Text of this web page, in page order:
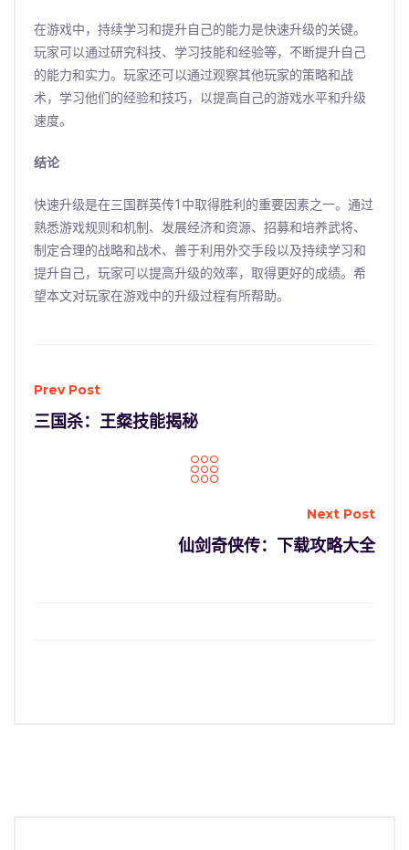
在游戏中，持续学习和提升自己的能力是快速升级的关键。
玩家可以通过研究科技、学习技能和经验等，不断提升自己
的能力和实力。玩家还可以通过观察其他玩家的策略和战
术，学习他们的经验和技巧，以提高自己的游戏水平和升级
速度。
结论
快速升级是在三国群英传1中取得胜利的重要因素之一。通过
熟悉游戏规则和机制、发展经济和资源、招募和培养武将、
制定合理的战略和战术、善于利用外交手段以及持续学习和
提升自己，玩家可以提高升级的效率，取得更好的成绩。希
望本文对玩家在游戏中的升级过程有所帮助。
Prev Post
三国杀：王粲技能揭秘
Next Post
仙剑奇侠传：下载攻略大全